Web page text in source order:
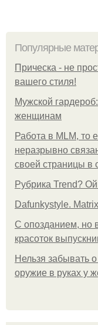
Популярные
Прическа - не
вашего стиля!
Мужской
женщинам
Работа в MLM, то
неразрывно
своей страницы в
Рубрика Trend?
Dafunkystyle.
С опозданием, но
красоток
Нельзя забывать
оружие в руках у